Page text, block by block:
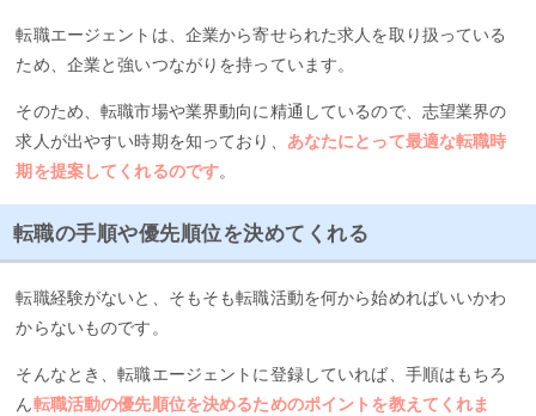
転職エージェントは、企業から寄せられた求人を取り扱っている
ため、企業と強いつながりを持っています。
そのため、転職市場や業界動向に精通しているので、志望業界の
求人が出やすい時期を知っており、 あなたにとって最適な転職時
期を提案してくれるのです。
転職の手順や優先順位を決めてくれる
転職経験がないと、そもそも転職活動を何から始めればいいかわ
からないものです。
そんなとき、転職エージェントに登録していれば、手順はもちろ
ん転職活動の優先順位を決めるためのポイントを教えてくれま